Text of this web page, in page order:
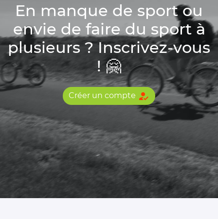
En manque de sport ou
envie de faire du sport à
plusieurs ? Inscrivez-vous
! 🤗
Créer un compte how_to_reg